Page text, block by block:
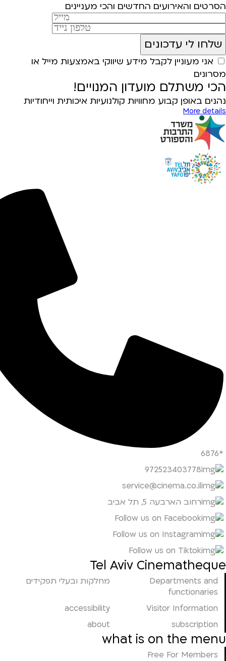
הסרטים והאירועים החדשים והכי מעניינים
אני מעוניין לקבל מידע שיווקי באמצעות מייל או
מסרונים
הכי משתלם מועדון המנויים!
נהנים באופן קבוע מחוויות קולנועיות איכותית וייחודיות
More details
*6876
972523403778
service@cinema.co.il
רחוב הארבעה 5, תל אביב
Follow us on Facebook
Follow us on Instagram
Follow us on Tiktok
Tel Aviv Cinematheque
Departments and
functionaries
מחלקות ובעלי תפקידים
Visitor Information
accessibility
subscription
about
what is on the menu
Free For Members